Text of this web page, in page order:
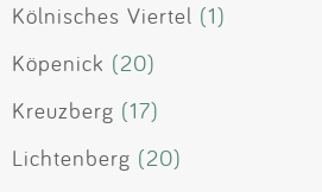
Kölnisches Viertel (1)
Köpenick (20)
Kreuzberg (17)
Lichtenberg (20)